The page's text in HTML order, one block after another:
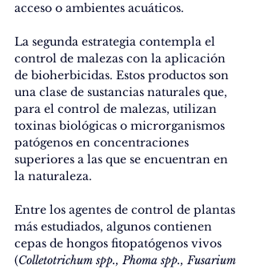
acceso o ambientes acuáticos.
La segunda estrategia contempla el
control de malezas con la aplicación
de bioherbicidas. Estos productos son
una clase de sustancias naturales que,
para el control de malezas, utilizan
toxinas biológicas o microrganismos
patógenos en concentraciones
superiores a las que se encuentran en
la naturaleza.
Entre los agentes de control de plantas
más estudiados, algunos contienen
cepas de hongos fitopatógenos vivos
(Colletotrichum spp., Phoma spp., Fusarium